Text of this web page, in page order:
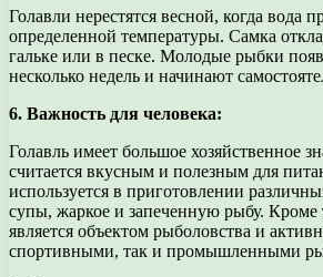
Голавли нерестятся весной, когда вода
определенной температуры. Самка
гальке или в песке. Молодые рыбки
несколько недель и начинают
6. Важность для человека:
Голавль имеет большое хозяйственное
считается вкусным и полезным для
используется в приготовлении
супы, жаркое и запеченную рыбу. Кроме
является объектом рыболовства и
спортивными, так и промышленными